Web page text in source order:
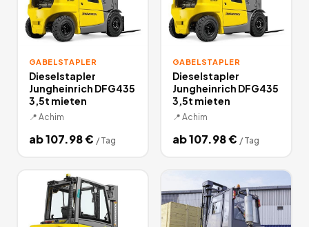
GABELSTAPLER
Dieselstapler
Jungheinrich DFG435
3,5t mieten
📍 Achim
ab107.98€ / Tag
GABELSTAPLER
Dieselstapler
Jungheinrich DFG435
3,5t mieten
📍 Achim
ab107.98€ / Tag